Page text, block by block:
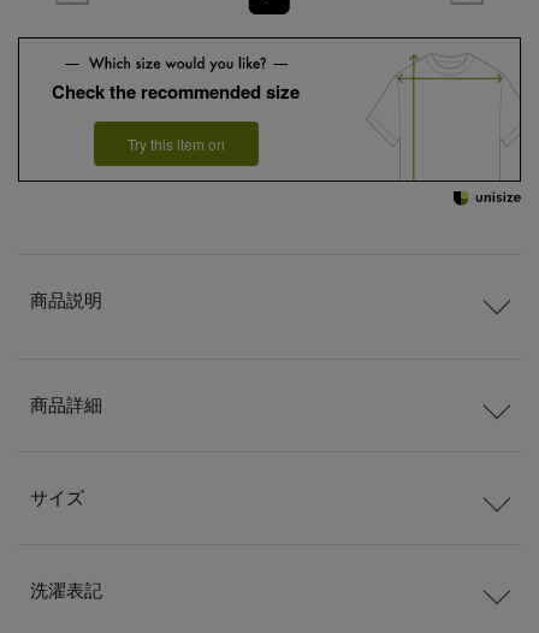
Check the recommended size
Try this item on
商品説明
商品詳細
サイズ
洗濯表記